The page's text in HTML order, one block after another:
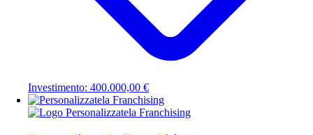
Investimento: 400.000,00 €